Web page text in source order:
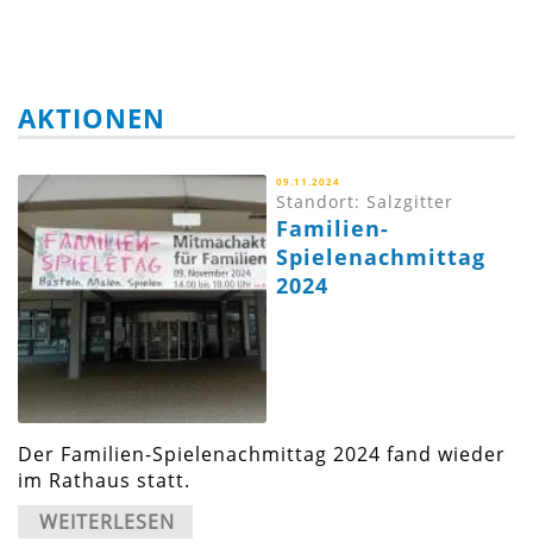
AKTIONEN
09.11.2024
Standort: Salzgitter
Familien-
Spielenachmittag
2024
Der Familien-Spielenachmittag 2024 fand wieder
im Rathaus statt.
WEITERLESEN